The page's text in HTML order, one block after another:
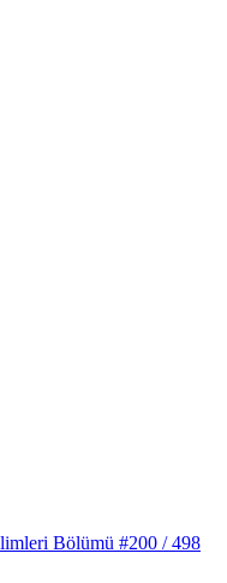
Bölümü #200 / 498